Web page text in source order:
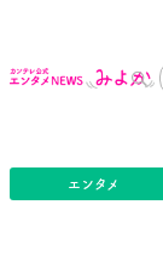
エンタメ